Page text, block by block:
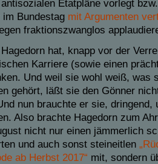
Etatpläne vorlegt
im Bundestag mit Argumenten
fraktionszwanglos
hat, knapp vor der
Karriere (sowie einen
Und weil sie wohl weiß, was
gehört, läßt sie den Gönner
nun brauchte er sie, dringend,
Also brachte Hagedorn zum
nicht nur einen jämmerlich
und auch sonst steineitlen
ab Herbst 2017“ mit, sondern